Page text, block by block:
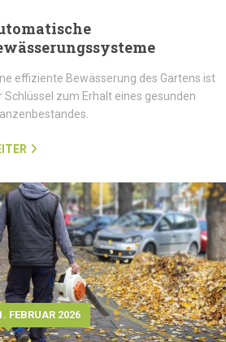
effiziente Bewässerung des Gartens ist
Schlüssel zum Erhalt eines gesunden
FEBRUAR 2026